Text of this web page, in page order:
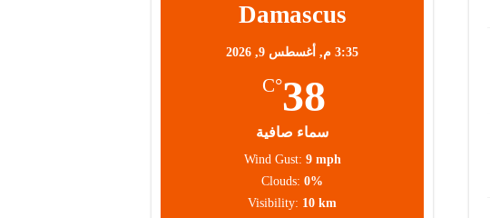
Damascus
3:35 م, أغسطس 9, 2026
38
°C
سماء صافية
Wind Gust: 9 mph
Clouds: 0%
Visibility: 10 km